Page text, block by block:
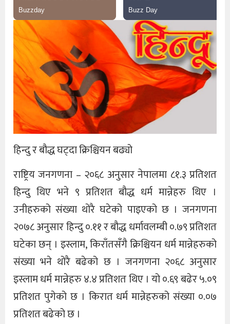
हिन्दु र बौद्ध घट्दा क्रिश्चियन बढ्यो
राष्ट्रिय जनगणना – २०६८ अनुसार नेपालमा ८१.३ प्रतिशत
हिन्दु थिए भने ९ प्रतिशत बौद्ध धर्म मान्नेहरु थिए ।
उनीहरुको संख्या थोरै घटेको पाइएको छ । जनगणना
२०७८ अनुसार हिन्दु ०.११ र बौद्ध धर्मावलम्बी ०.७९ प्रतिशत
घटेका छन् । इस्लाम, किराँतसँगै क्रिश्चियन धर्म मान्नेहरुको
संख्या भने थोरै बढेको छ । जनगणना २०६८ अनुसार
इस्लाम धर्म मान्नेहरु ४.४ प्रतिशत थिए । यो ०.६९ बढेर ५.०९
प्रतिशत पुगेको छ । किरात धर्म मान्नेहरुको संख्या ०.०७
प्रतिशत बढेको छ ।